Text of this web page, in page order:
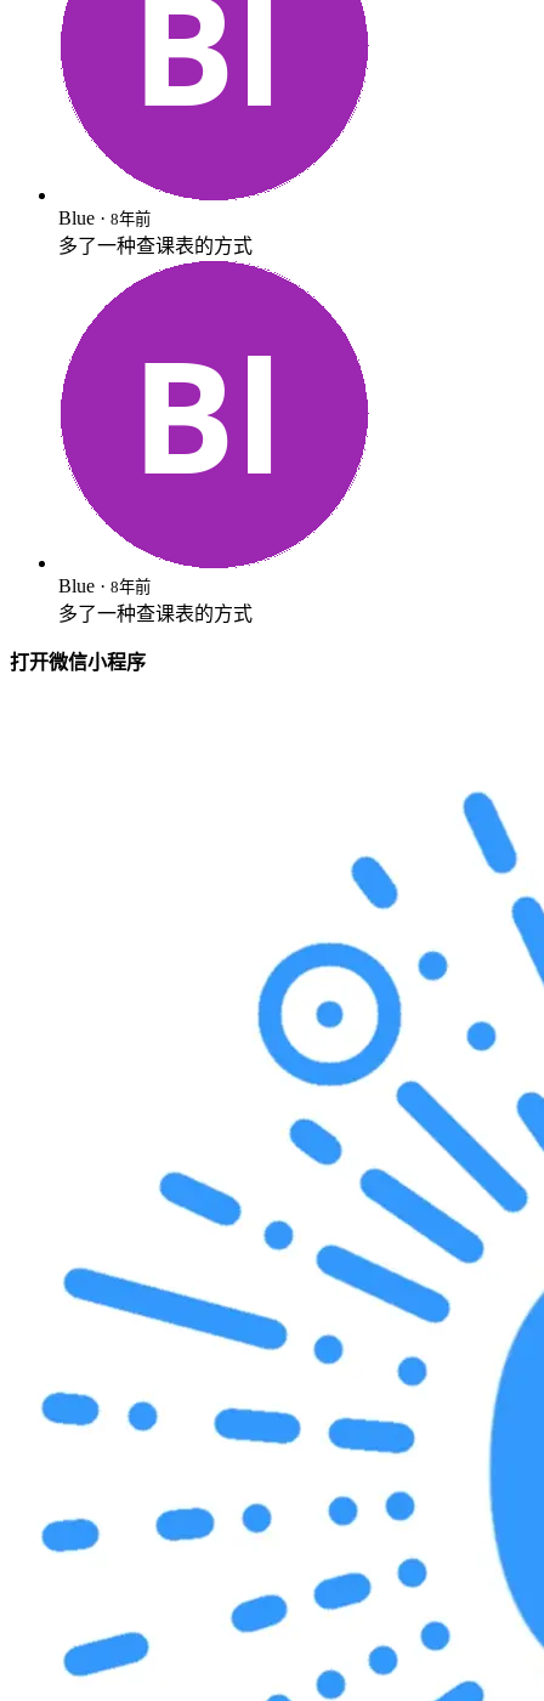
Blue · 8年前
多了一种查课表的方式
Blue · 8年前
多了一种查课表的方式
打开微信小程序